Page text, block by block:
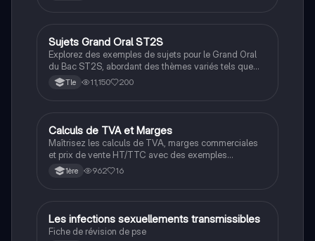
Grand oral
Sujets Grand Oral ST2S
Explorez des exemples de sujets pour le Grand Oral
du Bac ST2S, abordant des thèmes variés tels que
l'harmonisation des étiquettes alimentaires, la santé
dentaire, les inégalités sociales, et les interventions
politiques sociales, offrant un aperçu essentiel pour
les étudiants préparant leur oral.
Tle 11,150 200
Filières pro
Calculs de TVA et Marges
Maîtrisez les calculs de TVA, marges commerciales
et prix de vente HT/TTC avec des exemples
pratiques. Ce document présente des formules
essentielles pour le calcul des coûts, la rentabilité et la
1ère 962 16
Filières pro
Les infections sexuellements transmissibles
Fiche de révision de pse